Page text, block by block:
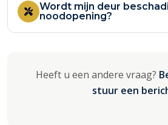
Wordt mijn deur
noodopening?
Heeft u een andere vraag?
stuur een